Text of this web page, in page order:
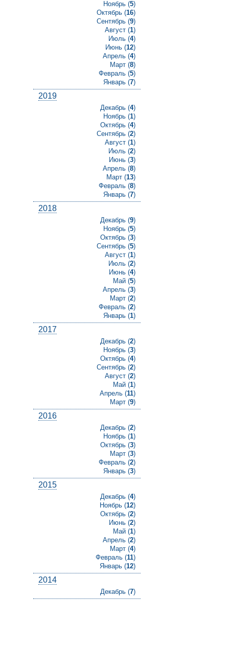
Ноябрь (5)
Октябрь (16)
Сентябрь (9)
Август (1)
Июль (4)
Июнь (12)
Апрель (4)
Март (8)
Февраль (5)
Январь (7)
2019
Декабрь (4)
Ноябрь (1)
Октябрь (4)
Сентябрь (2)
Август (1)
Июль (2)
Июнь (3)
Апрель (8)
Март (13)
Февраль (8)
Январь (7)
2018
Декабрь (9)
Ноябрь (5)
Октябрь (3)
Сентябрь (5)
Август (1)
Июль (2)
Июнь (4)
Май (5)
Апрель (3)
Март (2)
Февраль (2)
Январь (1)
2017
Декабрь (2)
Ноябрь (3)
Октябрь (4)
Сентябрь (2)
Август (2)
Май (1)
Апрель (11)
Март (9)
2016
Декабрь (2)
Ноябрь (1)
Октябрь (3)
Март (3)
Февраль (2)
Январь (3)
2015
Декабрь (4)
Ноябрь (12)
Октябрь (2)
Июнь (2)
Май (1)
Апрель (2)
Март (4)
Февраль (11)
Январь (12)
2014
Декабрь (7)